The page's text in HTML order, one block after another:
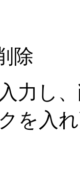
除
力し
を入